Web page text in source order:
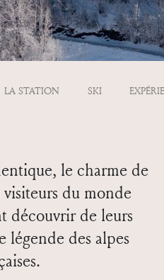
LA STATION SKI
le charme de
du monde
découvrir de leurs
légende des alpes